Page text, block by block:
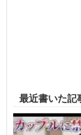
最近書いた記